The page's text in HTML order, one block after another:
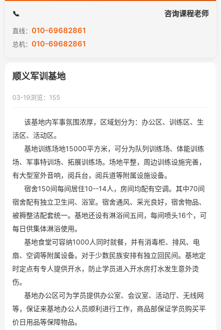
企业军训基地
咨询课程老师
直线： 010-69682861
总机： 010-69682861
顺义军训基地
03-19浏览：155
该基地内军事氛围浓厚，区域划分为：办公区、训练区、生
活区、活动区。
基地训练场地15000平方米，可分为队列训练场、体能训练
场、军事特训场、拓展训练场。场地平整，周边训练设施完善，
有大型室外音响，阅兵台，阅兵道等附属设施设备。
宿舍150间每间居住10--14人，房间均配有空调。其中70间
宿舍配有独立卫生间、浴室。宿舍通风、采光良好，宿舍物品、
被褥整洁配套统一。基地还设有淋浴间五间，每间喷头16个，可
每日供集体淋浴使用。
基地食堂可容纳1000人同时就餐，并有消毒柜、排风、电
扇、空调等附属设备。对于少数民族安排有独立回民间。基地定
时定点有专人提供开水，防止学员进入开水房打水发生意外烫
伤。
基地办公区可为学员提供办公室、会议室、活动厅、无线网
等，保证来基地办公人员顺利进行工作，商品部保证学员购买平
价日用品等保障物品。